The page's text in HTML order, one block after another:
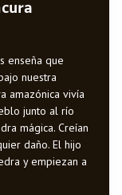
enseña que
nuestra
amazónica vivía
junto al río
mágica. Creían
daño. El hijo
y empiezan a